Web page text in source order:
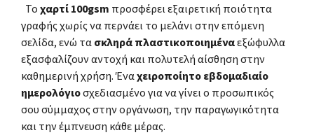
Τοχαρτί 100gsm προσφέρει εξαιρετική ποιότητα
γραφής χωρίς να περνάει το μελάνι στην επόμενη
σελίδα, ενώ τασκληρά πλαστικοποιημέναεξώφυλλα
εξασφαλίζουν αντοχή και πολυτελή αίσθηση στην
καθημερινή χρήση. Έναχειροποίητο εβδομαδιαίο
ημερολόγιοσχεδιασμένο για να γίνει ο προσωπικός
σου σύμμαχος στην οργάνωση, την παραγωγικότητα
και την έμπνευση κάθε μέρας.